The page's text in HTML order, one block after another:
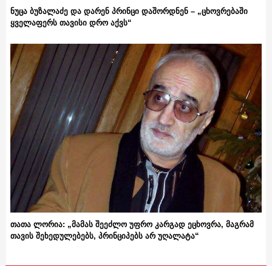
ნუცა ბუზალაძე და დარენ პრინცი დაშორდნენ – „ცხოვრებაში
ყველაფერს თავისი დრო აქვს“
თათა ლორია: „მამას შეეძლო უფრო კარგად ეცხოვრა, მაგრამ
თავის შეხედულებებს, პრინციპებს არ უღალატა“